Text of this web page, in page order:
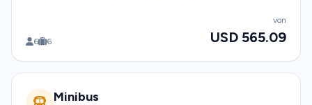
6 6
von
USD 565.09
Minibus